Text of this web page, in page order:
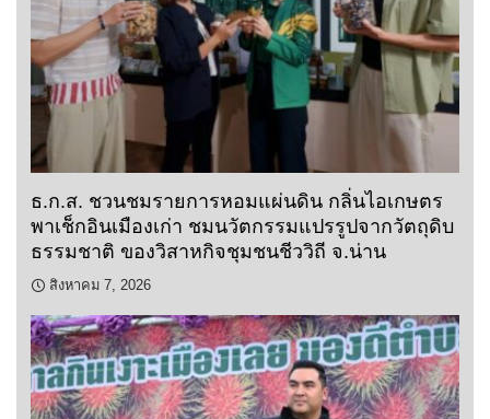
ธ.ก.ส. ชวนชมรายการหอมแผ่นดิน กลิ่นไอเกษตร
พาเช็กอินเมืองเก่า ชมนวัตกรรมแปรรูปจากวัตถุดิบ
ธรรมชาติ ของวิสาหกิจชุมชนชีววิถี จ.น่าน
สิงหาคม 7, 2026